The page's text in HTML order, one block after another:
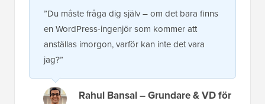
”Du måste fråga dig själv – om det bara finns
en WordPress-ingenjör som kommer att
anställas imorgon, varför kan inte det vara
jag?”
Rahul Bansal – Grundare & VD för